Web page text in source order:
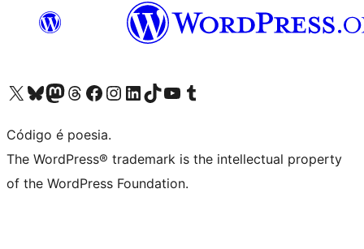
Visite a nossa conta X (antigo Twitter)
Visit our Bluesky account
Visit our Mastodon account
Visit our Threads account
Visite a nossa página do Facebook
Visite a nossa conta no Instagram
Visite a nossa conta no LinkedIn
Visit our TikTok account
Visit our YouTube channel
Visit our Tumblr account
Código é poesia.
The WordPress® trademark is the intellectual property
of the WordPress Foundation.